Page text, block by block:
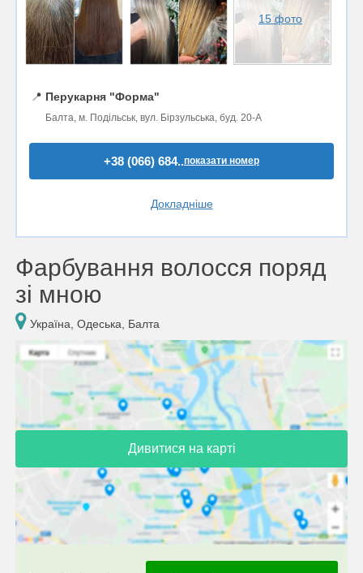
15 фото
📍 Перукарня "Форма"
Балта, м. Подільськ, вул. Бірзульська, буд. 20-А
+38 (066) 684..показати номер
Докладніше
Фарбування волосся поряд
зі мною
Україна, Одеська, Балта
Дивитися на карті